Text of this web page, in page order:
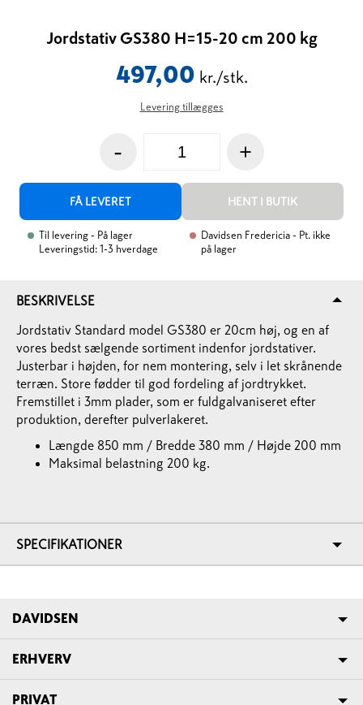
Jordstativ GS380 H=15-20 cm 200 kg
497,00 kr./stk.
Levering tillægges
- +
FÅ LEVERET HENT I BUTIK
Til levering - På lager
Leveringstid: 1-3 hverdage
Davidsen Fredericia - Pt. ikke
på lager
BESKRIVELSE
Jordstativ Standard model GS380 er 20cm høj, og en af
vores bedst sælgende sortiment indenfor jordstativer.
Justerbar i højden, for nem montering, selv i let skrånende
terræn. Store fødder til god fordeling af jordtrykket.
Fremstillet i 3mm plader, som er fuldgalvaniseret efter
produktion, derefter pulverlakeret.
Længde 850 mm / Bredde 380 mm / Højde 200 mm
Maksimal belastning 200 kg.
SPECIFIKATIONER
DAVIDSEN
ERHVERV
PRIVAT